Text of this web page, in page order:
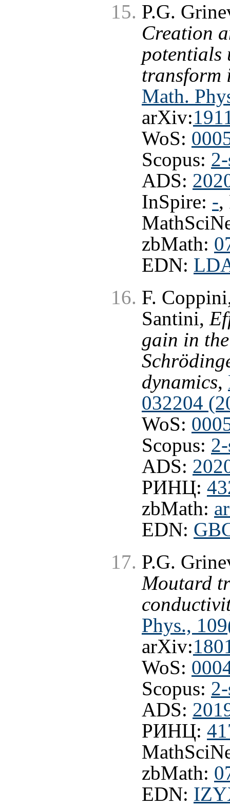
P.G.
Creation
potentials
transform
Math.
arXiv:
WoS:
Scopus:
ADS:
InSpire: -
zbMath:
EDN:
F.
Santini,
gain in
dynamics,
032204
WoS:
Scopus:
ADS:
РИНЦ:
zbMath:
EDN:
P.G.
Moutard
Phys.,
arXiv:
WoS:
Scopus:
ADS:
РИНЦ:
zbMath:
EDN: